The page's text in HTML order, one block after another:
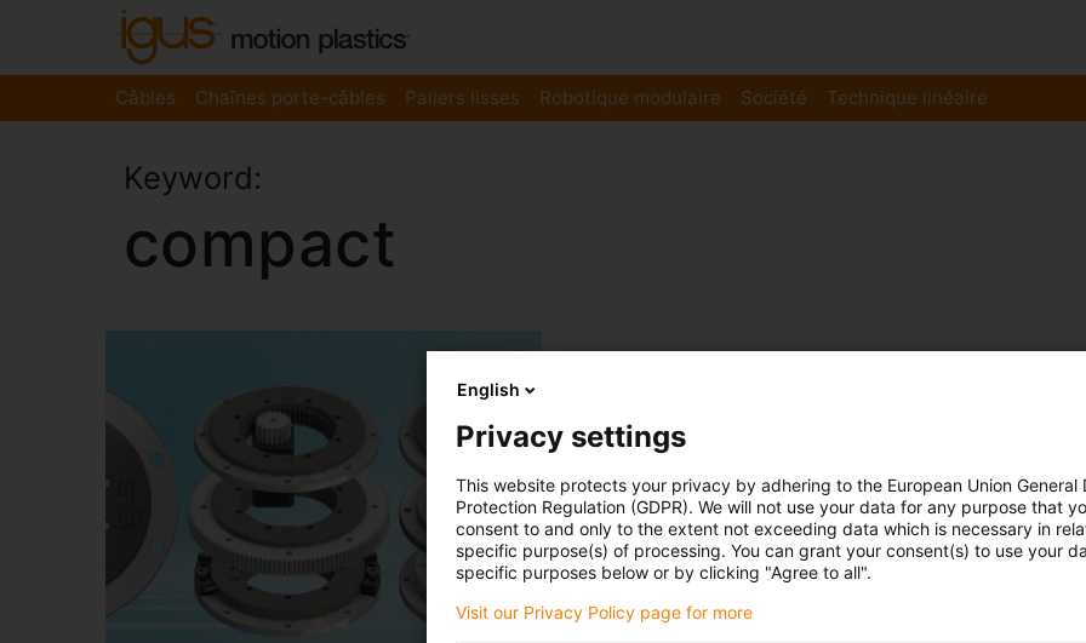
Câbles Chaînes porte-câbles Paliers lisses Robotique modulaire Société Technique linéaire
Keyword:
compact
igus élargit sa gamme de
compactes
Publié: mars 2, 2021
Les couronnes d’orientation igus PRT-04 sont
pour les déplacements dans les espaces les plus
système modulaire complet. La série de couronnes
différentes dentures extérieures et limiteur d’angle
dentures intérieures et fonction d’arrêt. Les
English
Privacy settings
This website protects your privacy by adhering to the European Union General
Protection Regulation (GDPR). We will not use your data for any purpose that
consent to and only to the extent not exceeding data which is necessary in
specific purpose(s) of processing. You can grant your consent(s) to use your
specific purposes below or by clicking "Agree to all".
Visit our Privacy Policy page for more